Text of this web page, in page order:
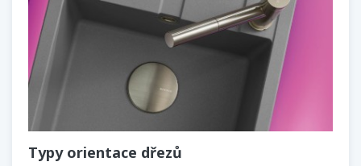
Typy orientace dřezů